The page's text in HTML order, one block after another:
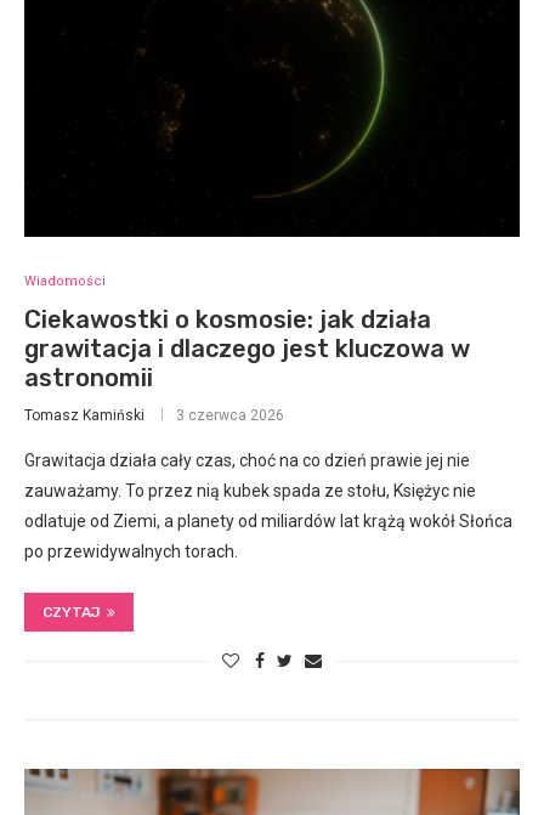
Wiadomości
Ciekawostki o kosmosie: jak działa
grawitacja i dlaczego jest kluczowa w
astronomii
Tomasz Kamiński 3 czerwca 2026
Grawitacja działa cały czas, choć na co dzień prawie jej nie
zauważamy. To przez nią kubek spada ze stołu, Księżyc nie
odlatuje od Ziemi, a planety od miliardów lat krążą wokół Słońca
po przewidywalnych torach.
CZYTAJ